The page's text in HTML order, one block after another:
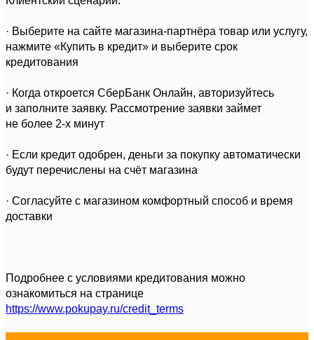
· Выберите на сайте магазина-партнёра товар или услугу,
нажмите «Купить в кредит» и выберите срок
кредитования
· Когда откроется СберБанк Онлайн, авторизуйтесь
и заполните заявку. Рассмотрение заявки займет
не более 2-х минут
· Если кредит одобрен, деньги за покупку автоматически
будут перечислены на счёт магазина
· Согласуйте с магазином комфортный способ и время
доставки
Подробнее с условиями кредитования можно
ознакомиться на странице
https://www.pokupay.ru/credit_terms